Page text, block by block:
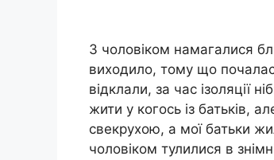
З чоловіком намагалися
виходило, тому що
відклали, за час ізоляції
жити у когось із батьків,
свекрухою, а мої батьки
чоловіком тулилися в